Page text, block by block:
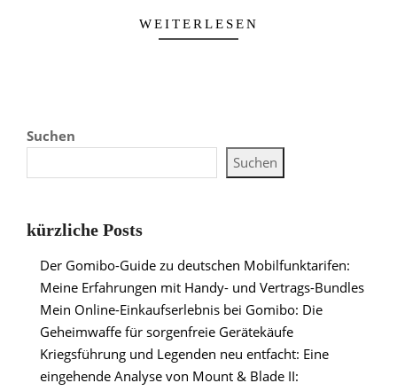
WEITERLESEN
Suchen
Suchen
kürzliche Posts
Der Gomibo-Guide zu deutschen Mobilfunktarifen:
Meine Erfahrungen mit Handy- und Vertrags-Bundles
Mein Online-Einkaufserlebnis bei Gomibo: Die
Geheimwaffe für sorgenfreie Gerätekäufe
Kriegsführung und Legenden neu entfacht: Eine
eingehende Analyse von Mount & Blade II: